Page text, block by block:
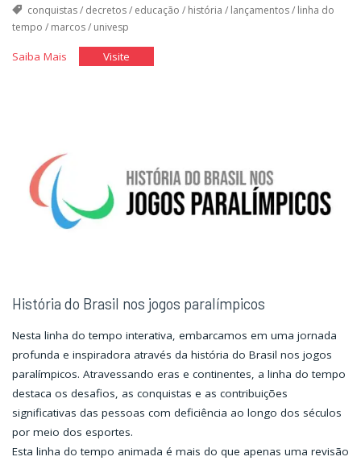
conquistas/ decretos/ educação / história / lançamentos/ linha do
tempo / marcos/ univesp
Saiba Mais"Breve
Visite"Breve
História do Brasil nos jogos paralímpicos
Nesta linha do tempo interativa, embarcamos em uma jornada
profunda e inspiradora através da história do Brasil nos jogos
paralímpicos. Atravessando eras e continentes, a linha do tempo
destaca os desafios, as conquistas e as contribuições
significativas das pessoas com deficiência ao longo dos séculos
por meio dos esportes.
Esta linha do tempo animada é mais do que apenas uma revisão